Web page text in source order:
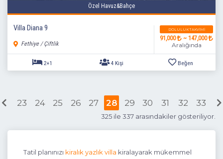
5+1 10 Kişi
Özel Havuz&Bahçe
Villa Diana 9
Fethiye / Çiftlik
DOLULUK TAKVIMI
91,000 ~ 147,000
Aralığında
23 24 25 26 27 28 29 30 31 32 33
325 ile 337 arasındakiler gösteriliyor.
Tatil planınızı kiralık yazlık villa kiralayarak mükemmel